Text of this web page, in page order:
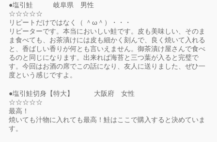
●塩引鮭 岐阜県 男性
☆☆☆☆☆
リピートだけではなく（ ＾ω＾）・・・
リピーターです。本当においしい鮭です。皮も美味しい、そのま
ま食べても、お茶漬けには皮も細かく刻んで、良く焼いて入れる
と、香ばしい香りが何とも言いえません。御茶漬け屋さんで食べ
るのと同じになります。出来れば海苔と三つ葉が入ると完璧で
す。今回はお酒の席でこの話になり、友人に送りました、ぜひ一
度という感じですよ。
●塩引鮭切身【特大】 大阪府 女性
☆☆☆☆☆
最高！
焼いても汁物に入れても最高！鮭はここで購入すると決めていま
す。